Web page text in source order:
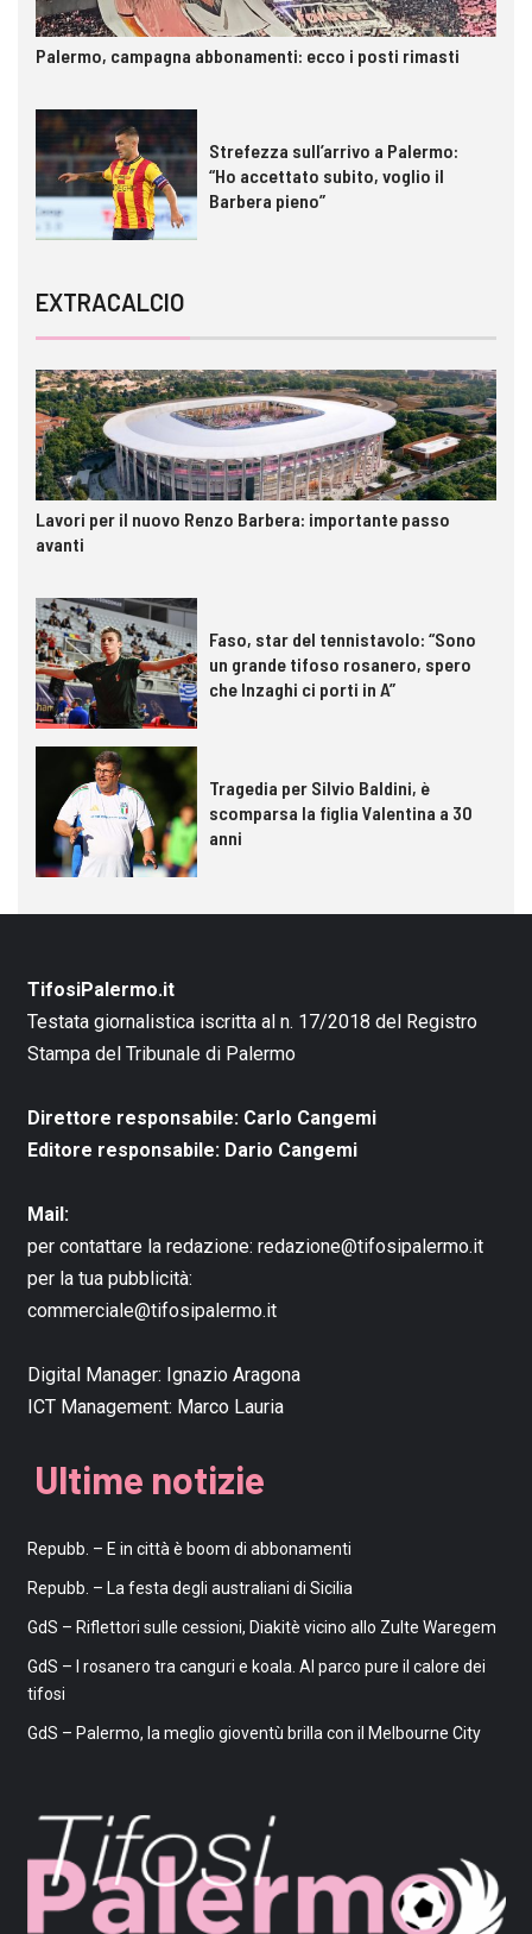
Palermo, campagna abbonamenti: ecco i posti rimasti
Strefezza sull’arrivo a Palermo:
“Ho accettato subito, voglio il
Barbera pieno”
EXTRACALCIO
Lavori per il nuovo Renzo Barbera: importante passo
avanti
Faso, star del tennistavolo: “Sono
un grande tifoso rosanero, spero
che Inzaghi ci porti in A”
Tragedia per Silvio Baldini, è
scomparsa la figlia Valentina a 30
anni
TifosiPalermo.it
Testata giornalistica iscritta al n. 17/2018 del Registro
Stampa del Tribunale di Palermo
Direttore responsabile: Carlo Cangemi
Editore responsabile: Dario Cangemi
Mail:
per contattare la redazione: redazione@tifosipalermo.it
per la tua pubblicità:
commerciale@tifosipalermo.it
Digital Manager: Ignazio Aragona
ICT Management: Marco Lauria
Ultime notizie
Repubb. – E in città è boom di abbonamenti
Repubb. – La festa degli australiani di Sicilia
GdS – Riflettori sulle cessioni, Diakitè vicino allo Zulte Waregem
GdS – I rosanero tra canguri e koala. Al parco pure il calore dei
tifosi
GdS – Palermo, la meglio gioventù brilla con il Melbourne City